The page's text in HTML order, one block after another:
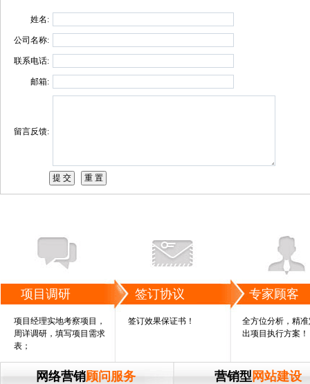
姓名:
公司名称:
联系电话:
邮箱:
留言反馈:
项目调研
项目经理实地考察项目，
周详调研，填写项目需求
表；
签订协议
签订效果保证书！
专家顾客
全方位分析，精
出项目执行方案！
网络营销顾问服务 营销型 网站建设